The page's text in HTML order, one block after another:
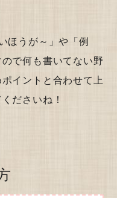
ほうが～」や「例
で何も書いてない野
イントと合わせて上
ださいね！